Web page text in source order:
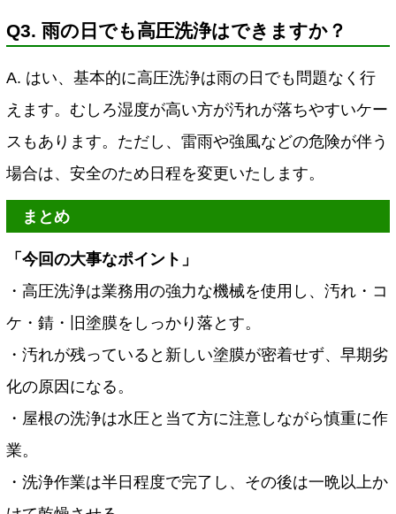
Q3. 雨の日でも高圧洗浄はできますか？
A. はい、基本的に高圧洗浄は雨の日でも問題なく行
えます。むしろ湿度が高い方が汚れが落ちやすいケー
スもあります。ただし、雷雨や強風などの危険が伴う
場合は、安全のため日程を変更いたします。
まとめ
「今回の大事なポイント」
・高圧洗浄は業務用の強力な機械を使用し、汚れ・コ
ケ・錆・旧塗膜をしっかり落とす。
・汚れが残っていると新しい塗膜が密着せず、早期劣
化の原因になる。
・屋根の洗浄は水圧と当て方に注意しながら慎重に作
業。
・洗浄作業は半日程度で完了し、その後は一晩以上か